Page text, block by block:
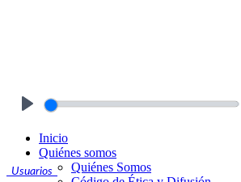
Usuarios
Inicio
Quiénes somos
Quiénes Somos